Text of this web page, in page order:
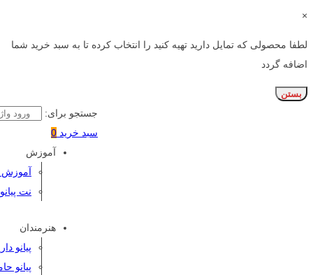
×
لطفا محصولی که تمایل دارید تهیه کنید را انتخاب کرده تا به سبد خرید شما
اضافه گردد
بستن
جستجو برای:
سبد خرید 0
آموزش
آموزش
نت پیانو
هنرمندان
پیانو
پیانو